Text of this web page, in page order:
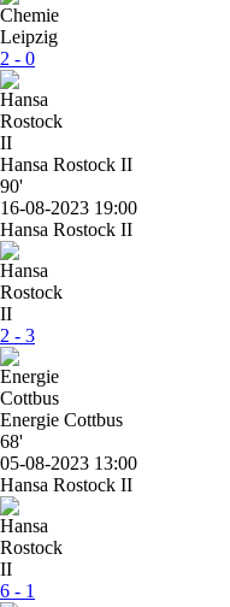
2 - 0
Hansa Rostock II
90'
16-08-2023 19:00
Hansa Rostock II
2 - 3
Energie Cottbus
68'
05-08-2023 13:00
Hansa Rostock II
6 - 1